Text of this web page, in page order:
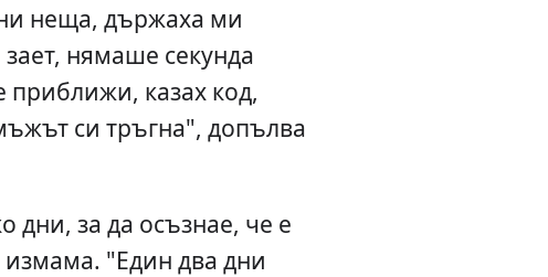
неща, държаха ми
нямаше секунда
казах код,
си тръгна", допълва
дни, за да осъзнае, че е
измама. "Един два дни